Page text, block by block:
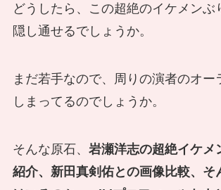
どうしたら、この超絶のイケメンぶ
隠し通せるでしょうか。
まだ若手なので、周りの演者のオー
しまってるのでしょうか。
そんな原石、 岩瀬洋志の超絶イケメ
紹介、新田真剣佑との画像比較、そ